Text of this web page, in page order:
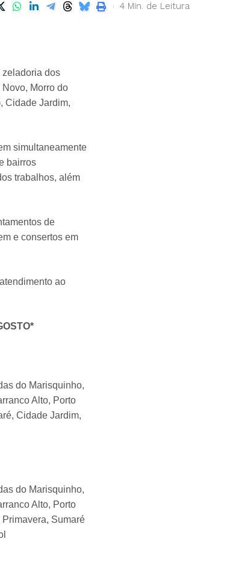
4 Min. de Leitura
zeladoria dos
Morro do
Cidade Jardim,
simultaneamente
bairros
trabalhos, além
de
e consertos em
ao
do Marisquinho,
Alto, Porto
Cidade Jardim,
do Marisquinho,
Alto, Porto
Sumaré